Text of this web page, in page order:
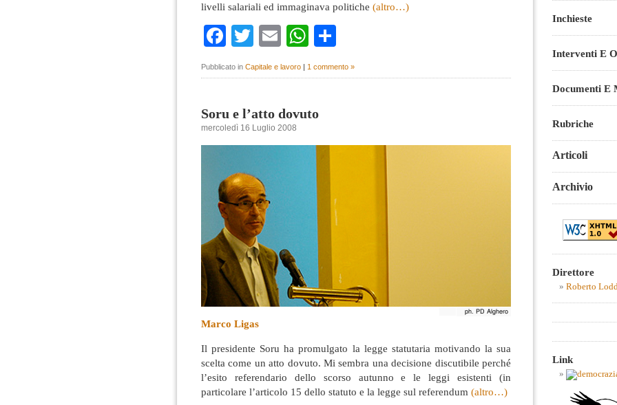
livelli salariali ed immaginava politiche (altro…)
Facebook
TwitterEmailWhatsApp
Pubblicato in Capitale e lavoro 1 commento »
Soru e l’atto dovuto
mercoledì 16 Luglio 2008
Marco Ligas
Il presidente Soru ha promulgato la legge statutaria motivando la sua
scelta come un atto dovuto. Mi sembra una decisione discutibile perché
l’esito referendario dello scorso autunno e le leggi esistenti (in
particolare l’articolo 15 dello statuto e la legge sul referendum (altro…)
Inchieste
Interventi E
Documenti E
Rubriche
Articoli
Archivio
Direttore
Roberto
Link